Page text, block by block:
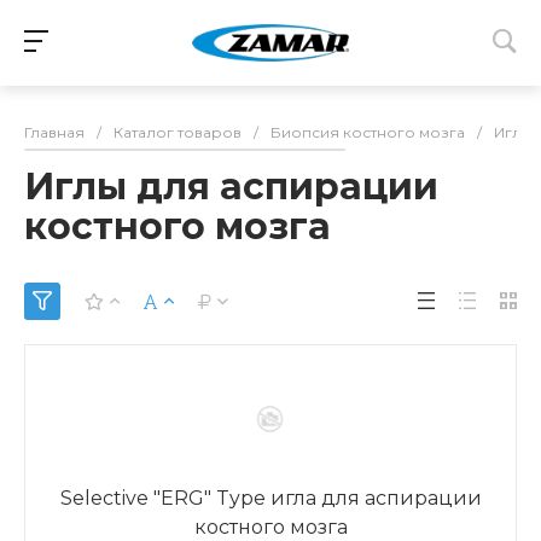
Главная / Каталог товаров / Биопсия костного мозга / Иглы
Иглы для аспирации
костного мозга
Selective "ERG" Type игла для аспирации
костного мозга